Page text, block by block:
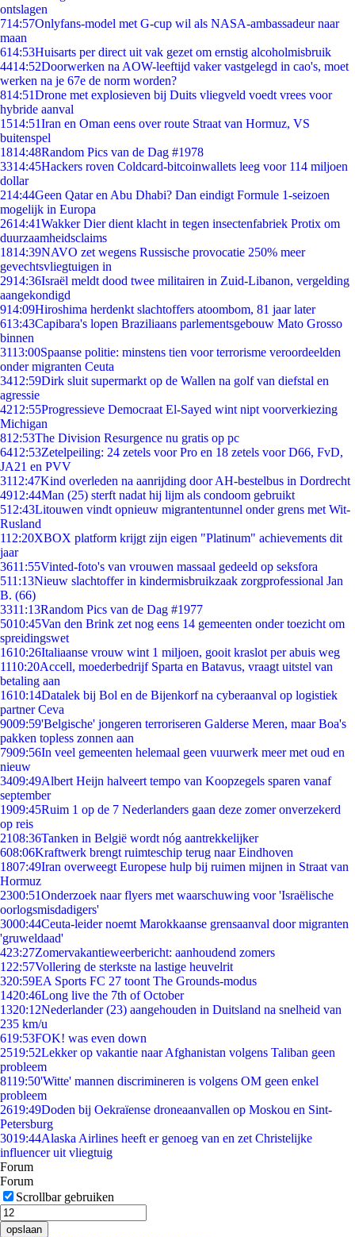
ontslagen
714:57Onlyfans-model met G-cup wil als NASA-ambassadeur naar
maan
614:53Huisarts per direct uit vak gezet om ernstig alcoholmisbruik
4414:52Doorwerken na AOW-leeftijd vaker vastgelegd in cao's, moet
werken na je 67e de norm worden?
814:51Drone met explosieven bij Duits vliegveld voedt vrees voor
hybride aanval
1514:51Iran en Oman eens over route Straat van Hormuz, VS
buitenspel
1814:48Random Pics van de Dag #1978
3314:45Hackers roven Coldcard-bitcoinwallets leeg voor 114 miljoen
dollar
214:44Geen Qatar en Abu Dhabi? Dan eindigt Formule 1-seizoen
mogelijk in Europa
2614:41Wakker Dier dient klacht in tegen insectenfabriek Protix om
duurzaamheidsclaims
1814:39NAVO zet wegens Russische provocatie 250% meer
gevechtsvliegtuigen in
2914:36Israël meldt dood twee militairen in Zuid-Libanon, vergelding
aangekondigd
914:09Hiroshima herdenkt slachtoffers atoombom, 81 jaar later
613:43Capibara's lopen Braziliaans parlementsgebouw Mato Grosso
binnen
3113:00Spaanse politie: minstens tien voor terrorisme veroordeelden
onder migranten Ceuta
3412:59Dirk sluit supermarkt op de Wallen na golf van diefstal en
agressie
4212:55Progressieve Democraat El-Sayed wint nipt voorverkiezing
Michigan
812:53The Division Resurgence nu gratis op pc
6412:53Zetelpeiling: 24 zetels voor Pro en 18 zetels voor D66, FvD,
JA21 en PVV
3112:47Kind overleden na aanrijding door AH-bestelbus in Dordrecht
4912:44Man (25) sterft nadat hij lijm als condoom gebruikt
512:43Litouwen vindt opnieuw migrantentunnel onder grens met Wit-
Rusland
112:20XBOX platform krijgt zijn eigen "Platinum" achievements dit
jaar
3611:55Vinted-foto's van vrouwen massaal gedeeld op seksfora
511:13Nieuw slachtoffer in kindermisbruikzaak zorgprofessional Jan
B. (66)
3311:13Random Pics van de Dag #1977
5010:45Van den Brink zet nog eens 14 gemeenten onder toezicht om
spreidingswet
1610:26Italiaanse vrouw wint 1 miljoen, gooit kraslot per abuis weg
1110:20Accell, moederbedrijf Sparta en Batavus, vraagt uitstel van
betaling aan
1610:14Datalek bij Bol en de Bijenkorf na cyberaanval op logistiek
partner Ceva
9009:59'Belgische' jongeren terroriseren Galderse Meren, maar Boa's
pakken topless zonnen aan
7909:56In veel gemeenten helemaal geen vuurwerk meer met oud en
nieuw
3409:49Albert Heijn halveert tempo van Koopzegels sparen vanaf
september
1909:45Ruim 1 op de 7 Nederlanders gaan deze zomer onverzekerd
op reis
2108:36Tanken in België wordt nóg aantrekkelijker
608:06Kraftwerk brengt ruimteschip terug naar Eindhoven
1807:49Iran overweegt Europese hulp bij ruimen mijnen in Straat van
Hormuz
2300:51Onderzoek naar flyers met waarschuwing voor 'Israëlische
oorlogsmisdadigers'
3000:44Ceuta-leider noemt Marokkaanse grensaanval door migranten
'gruweldaad'
423:27Zomervakantieweerbericht: aanhoudend zomers
1 22:57Vollering de sterkste na lastige heuvelrit
320:59EA Sports FC 27 toont The Grounds-modus
1420:46Long live the 7th of October
1320:12Nederlander (23) aangehouden in Duitsland na snelheid van
235 km/u
619:53FOK! was even down
2519:52Lekker op vakantie naar Afghanistan volgens Taliban geen
probleem
8119:50'Witte' mannen discrimineren is volgens OM geen enkel
probleem
2619:49Doden bij Oekraïense droneaanvallen op Moskou en Sint-
Petersburg
3019:44Alaska Airlines heeft er genoeg van en zet Christelijke
influencer uit vliegtuig
Forum
Forum
Scrollbar gebruiken
opslaan